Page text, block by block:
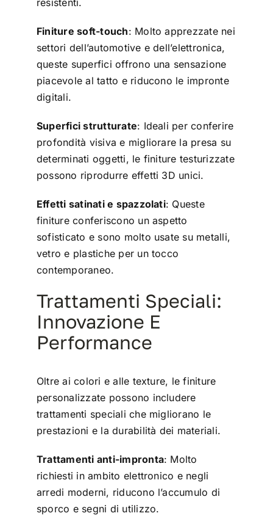
Finiture soft-touch: Molto apprezzate nei
settori dell’automotive e dell’elettronica,
queste superfici offrono una sensazione
piacevole al tatto e riducono le impronte
digitali.
Superfici strutturate: Ideali per conferire
profondità visiva e migliorare la presa su
determinati oggetti, le finiture testurizzate
possono riprodurre effetti 3D unici.
Effetti satinati e spazzolati: Queste
finiture conferiscono un aspetto
sofisticato e sono molto usate su metalli,
vetro e plastiche per un tocco
contemporaneo.
Trattamenti Speciali:
Innovazione E
Performance
Oltre ai colori e alle texture, le finiture
personalizzate possono includere
trattamenti speciali che migliorano le
prestazioni e la durabilità dei materiali.
Trattamenti anti-impronta: Molto
richiesti in ambito elettronico e negli
arredi moderni, riducono l’accumulo di
sporco e segni di utilizzo.